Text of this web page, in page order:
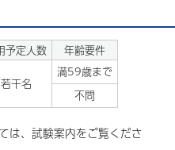
予定人数
年齢要件
若干名
満59歳まで
不問
は、試験案内をご覧くださ